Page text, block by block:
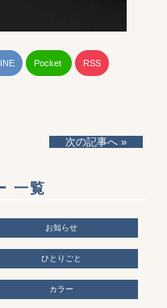
Pocket RSS
次の記事へ »
一覧
お知らせ
ひとりごと
カラー